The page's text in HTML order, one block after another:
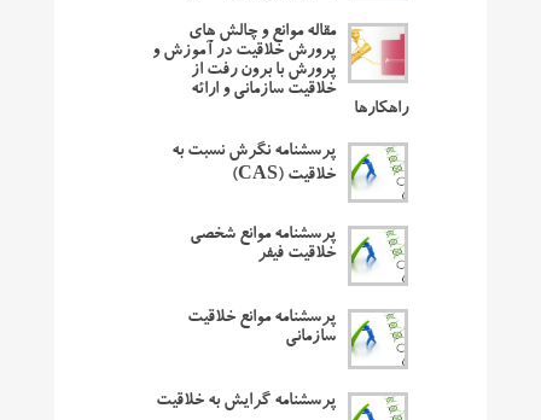
مقاله موانع و چالش های
پرورش خلاقیت در آموزش و
پرورش با برون رفت از
خلاقیت سازمانی و ارائه
راهکارها
پرسشنامه نگرش نسبت به
خلاقیت (CAS)
پرسشنامه موانع شخصی
خلاقیت فیفر
پرسشنامه موانع خلاقیت
سازمانی
پرسشنامه گرایش به خلاقیت